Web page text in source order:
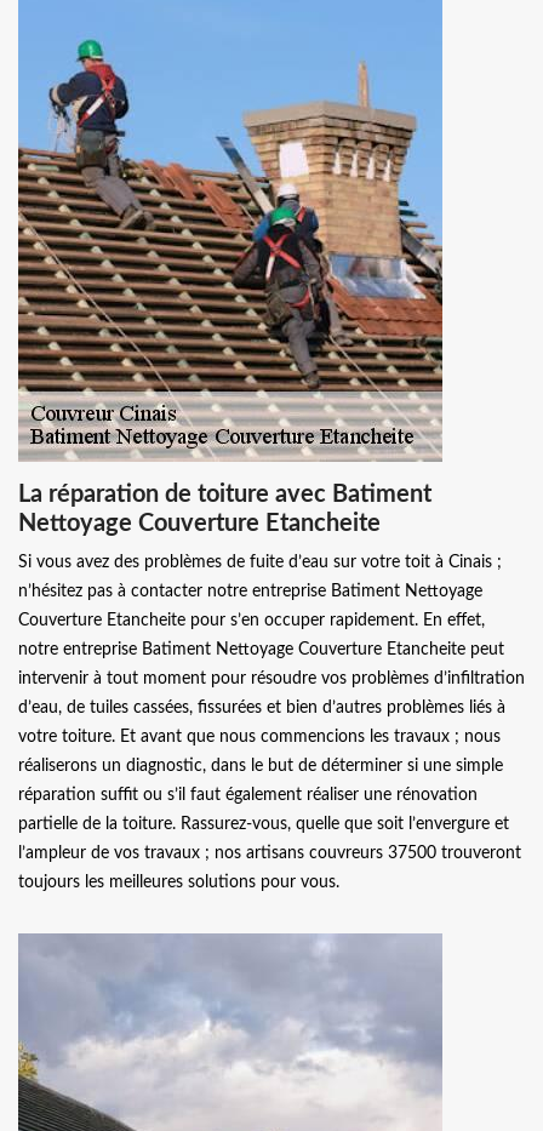
La réparation de toiture avec Batiment
Nettoyage Couverture Etancheite
Si vous avez des problèmes de fuite d’eau sur votre toit à Cinais ;
n’hésitez pas à contacter notre entreprise Batiment Nettoyage
Couverture Etancheite pour s’en occuper rapidement. En effet,
notre entreprise Batiment Nettoyage Couverture Etancheite peut
intervenir à tout moment pour résoudre vos problèmes d’infiltration
d’eau, de tuiles cassées, fissurées et bien d’autres problèmes liés à
votre toiture. Et avant que nous commencions les travaux ; nous
réaliserons un diagnostic, dans le but de déterminer si une simple
réparation suffit ou s’il faut également réaliser une rénovation
partielle de la toiture. Rassurez-vous, quelle que soit l’envergure et
l’ampleur de vos travaux ; nos artisans couvreurs 37500 trouveront
toujours les meilleures solutions pour vous.